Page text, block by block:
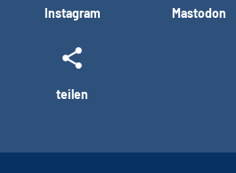
Instagram Mastodon
teilen